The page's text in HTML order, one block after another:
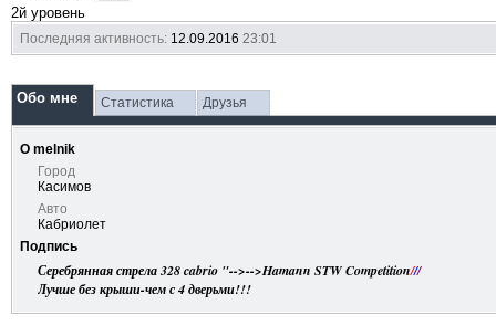
2й уровень
Последняя активность:12.09.2016 23:01
Обо мне Статистика Друзья
О melnik
Город
Касимов
Авто
Кабриолет
Подпись
Серебрянная стрела 328 cabrio "-->-->Hamann STW Competition///
Лучше без крыши-чем с 4 дверьми!!!